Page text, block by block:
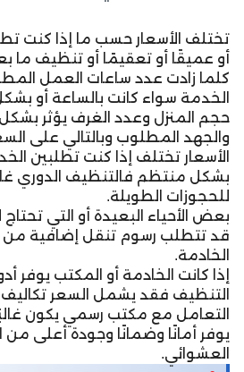
تختلف الأسعار حسب ما إذا كنت
أو عميقًا أو تعقيمًا أو تنظيف ما
كلما زادت عدد ساعات العمل
الخدمة سواء كانت بالساعة أو
حجم المنزل وعدد الغرف يؤثر
والجهد المطلوب وبالتالي على
الأسعار تختلف إذا كنت تطلبين
بشكل منتظم فالتنظيف الدوري
للحجوزات الطويلة.
بعض الأحياء البعيدة أو التي
قد تتطلب رسوم تنقل إضافية من
الخادمة.
إذا كانت الخادمة أو المكتب يوفر
التنظيف فقد يشمل السعر تكاليف
التعامل مع مكتب رسمي يكون
يوفر أمانًا وضمانًا وجودة أعلى من
العشوائي.